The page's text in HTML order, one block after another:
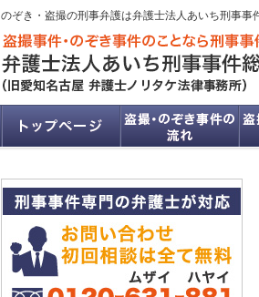
のぞき・盗撮の刑事弁護は弁護士法人あいち刑事事